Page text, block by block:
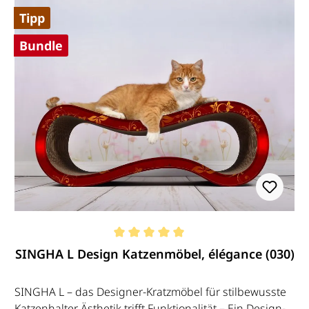
Tipp
Bundle
Durchschnittliche Bewertung von 5 von 5 Sternen
SINGHA L Design Katzenmöbel, élégance (030)
SINGHA L – das Designer-Kratzmöbel für stilbewusste